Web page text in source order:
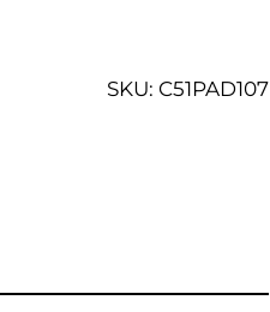
SKU: C51PAD107